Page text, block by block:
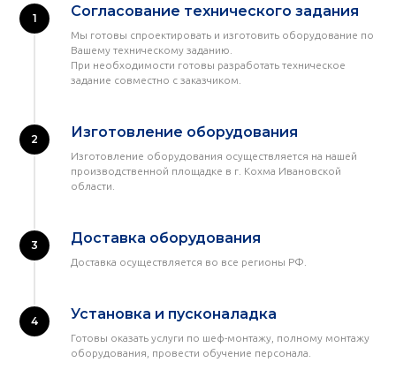
Согласование технического задания
Мы готовы спроектировать и изготовить оборудование по
Вашему техническому заданию.
При необходимости готовы разработать техническое
задание совместно с заказчиком.
Изготовление оборудования
Изготовление оборудования осуществляется на нашей
производственной площадке в г. Кохма Ивановской
области.
Доставка оборудования
Доставка осуществляется во все регионы РФ.
Установка и пусконаладка
Готовы оказать услуги по шеф-монтажу, полному монтажу
оборудования, провести обучение персонала.